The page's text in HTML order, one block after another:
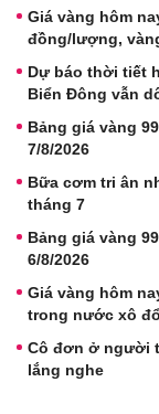
Giá vàng hôm
đồng/lượng,
Dự báo thời tiết
Biển Đông vẫn
Bảng giá vàng
7/8/2026
Bữa cơm tri ân
tháng 7
Bảng giá vàng
6/8/2026
Giá vàng hôm
trong nước xô
Cô đơn ở người
lắng nghe